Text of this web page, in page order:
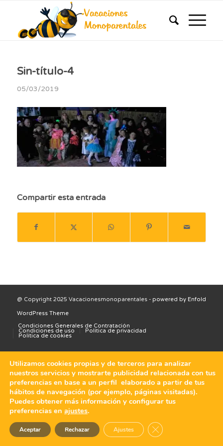
Sin-título-4
05/03/2019
Compartir esta entrada
@ Copyright 2025 Vacacionesmonoparentales - powered by Enfold
WordPress Theme
Condiciones Generales de Contratación
Condiciones de uso Política de privacidad
Política de cookies
Utilizamos cookies propias y de terceros para analizar
nuestros servicios y mostrarte publicidad relacionada con tus
preferencias en base a un perfil elaborado a partir de tus
hábitos de navegación (por ejemplo, páginas visitadas).
Puedes obtener más información y configurar tus
preferencias en ajustes.
Aceptar Rechazar Ajustes Cerrar el banner de